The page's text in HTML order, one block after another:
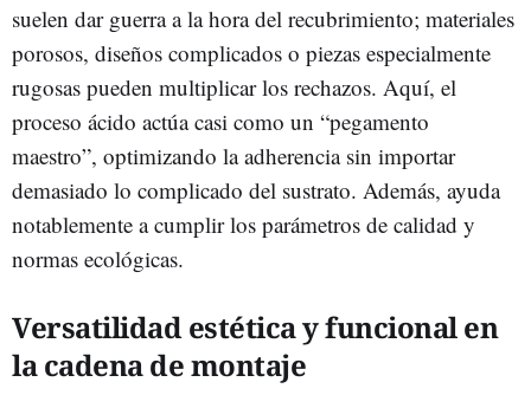
suelen dar guerra a la hora del recubrimiento; materiales
porosos, diseños complicados o piezas especialmente
rugosas pueden multiplicar los rechazos. Aquí, el
proceso ácido actúa casi como un “pegamento
maestro”, optimizando la adherencia sin importar
demasiado lo complicado del sustrato. Además, ayuda
notablemente a cumplir los parámetros de calidad y
normas ecológicas.
Versatilidad estética y funcional en
la cadena de montaje